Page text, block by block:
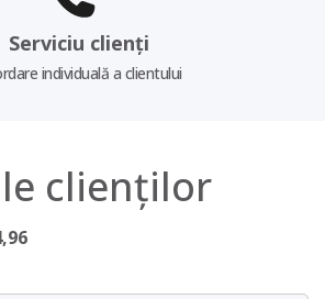
Serviciu clienți
individuală a clientului
clienților